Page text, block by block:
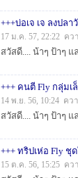
+++บ่อเจ เจ ลงปล
17 ม.ค. 57, 22:22 คว
+++ คนตี Fly กลุ่มเ
14 พ.ย. 56, 10:24 คว
+++ ทริปเห่อ Fly ชุด
15 ต.ค. 56, 15:25 ค